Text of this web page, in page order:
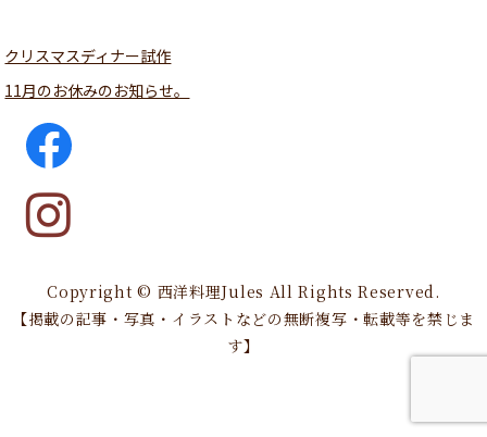
クリスマスディナー試作
11月のお休みのお知らせ。
Copyright © 西洋料理Jules All Rights Reserved.
【掲載の記事・写真・イラストなどの無断複写・転載等を禁じま
す】